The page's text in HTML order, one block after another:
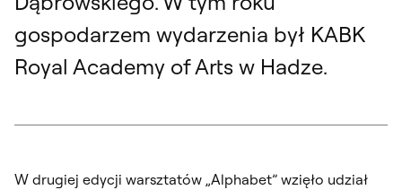
gospodarzem wydarzenia był KABK
Royal Academy of Arts w Hadze.
W drugiej edycji warsztatów „Alphabet” wzięło udział